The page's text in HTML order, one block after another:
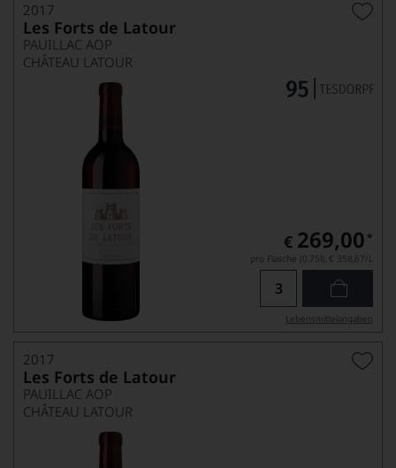
2017
Les Forts de Latour
PAUILLAC AOP
CHÂTEAU LATOUR
€ 269,00 *
pro Flasche (0.75l), € 358,67/L
Lebensmittel­angaben
2017
Les Forts de Latour
PAUILLAC AOP
CHÂTEAU LATOUR